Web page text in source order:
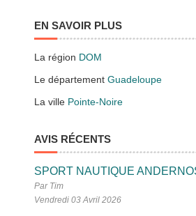
EN SAVOIR PLUS
La région DOM
Le départementGuadeloupe
La ville Pointe-Noire
AVIS RÉCENTS
SPORT NAUTIQUE
Par Tim
Vendredi 03 Avril 2026